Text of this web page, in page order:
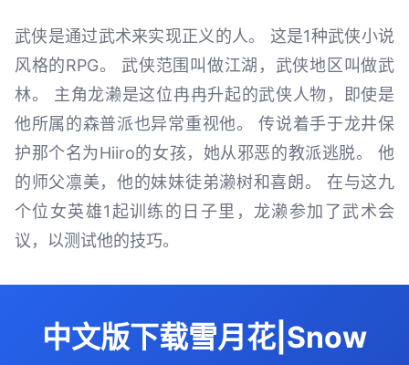
武侠是通过武术来实现正义的人。 这是1种武侠小说
风格的RPG。 武侠范围叫做江湖，武侠地区叫做武
林。 主角龙濑是这位冉冉升起的武侠人物，即使是
他所属的森普派也异常重视他。 传说着手于龙井保
护那个名为Hiiro的女孩，她从邪恶的教派逃脱。 他
的师父凛美，他的妹妹徒弟濑树和喜朗。 在与这九
个位女英雄1起训练的日子里，龙濑参加了武术会
议，以测试他的技巧。
中文版下载雪月花|Snow